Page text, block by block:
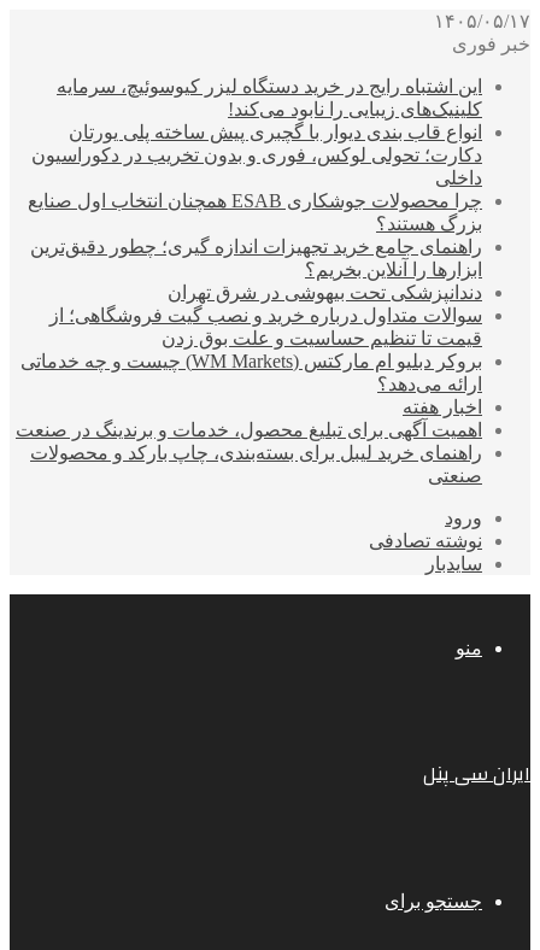
۱۴۰۵/۰۵/۱۷
خبر فوری
این اشتباه رایج در خرید دستگاه لیزر کیوسوئیچ، سرمایه
کلینیک‌های زیبایی را نابود می‌کند!
انواع قاب بندی دیوار با گچبری پیش ساخته پلی یورتان
دکارت؛ تحولی لوکس، فوری و بدون تخریب در دکوراسیون
داخلی
چرا محصولات جوشکاری ESAB همچنان انتخاب اول صنایع
بزرگ هستند؟
راهنمای جامع خرید تجهیزات اندازه گیری؛ چطور دقیق‌ترین
ابزارها را آنلاین بخریم؟
دندانپزشکی تحت بیهوشی در شرق تهران
سوالات متداول درباره خرید و نصب گیت فروشگاهی؛ از
قیمت تا تنظیم حساسیت و علت بوق زدن
بروکر دبلیو ام مارکتس (WM Markets) چیست و چه خدماتی
ارائه می‌دهد؟
اخبار هفته
اهمیت آگهی برای تبلیغ محصول، خدمات و برندینگ در صنعت
راهنمای خرید لیبل برای بسته‌بندی، چاپ بارکد و محصولات
صنعتی
ورود
نوشته تصادفی
سایدبار
منو
ایران سی پنل
جستجو برای